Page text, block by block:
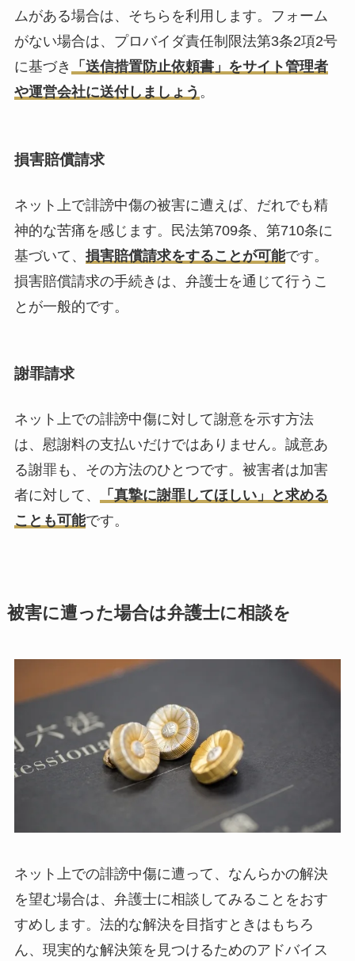
ムがある場合は、そちらを利用します。フォーム
がない場合は、プロバイダ責任制限法第3条2項2号
に基づき
「送信措置防止依頼書」をサイト管理者
や運営会社に送付しましょう 。
損害賠償請求
ネット上で誹謗中傷の被害に遭えば、だれでも精
神的な苦痛を感じます。民法第709条、第710条に
基づいて、 損害賠償請求をすることが可能です。
損害賠償請求の手続きは、弁護士を通じて行うこ
とが一般的です。
謝罪請求
ネット上での誹謗中傷に対して謝意を示す方法
は、慰謝料の支払いだけではありません。誠意あ
る謝罪も、その方法のひとつです。被害者は加害
者に対して、
「真摯に謝罪してほしい」と求める
ことも可能です。
被害に遭った場合は弁護士に相談を
ネット上での誹謗中傷に遭って、なんらかの解決
を望む場合は、弁護士に相談してみることをおす
すめします。法的な解決を目指すときはもちろ
ん、現実的な解決策を見つけるためのアドバイス